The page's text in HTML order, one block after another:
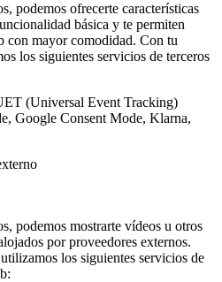
podemos ofrecerte características
básica y te permiten
con mayor comodidad. Con tu
los siguientes servicios de terceros
(Universal Event Tracking)
Google Consent Mode, Klarna,
podemos mostrarte vídeos u otros
por proveedores externos.
los siguientes servicios de